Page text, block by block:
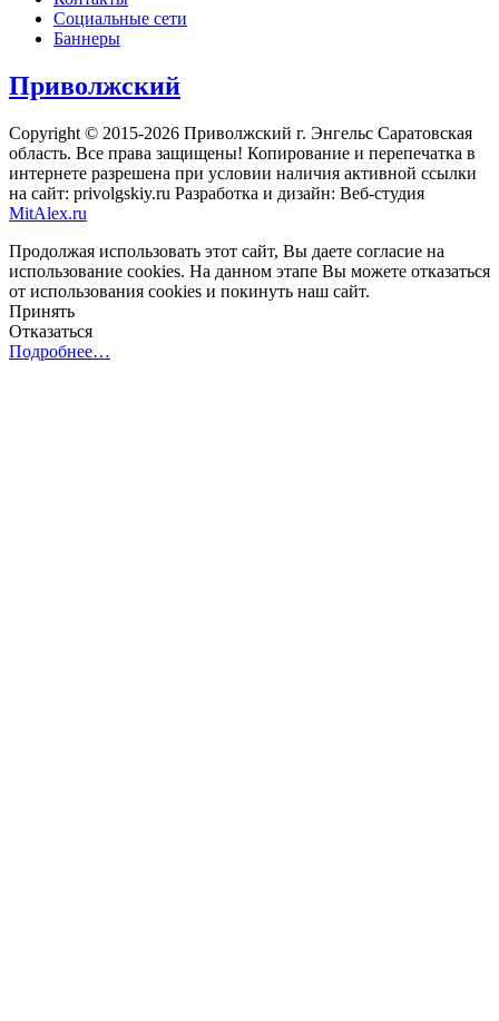
Социальные сети
Баннеры
Приволжский
Copyright © 2015-2026 Приволжский г. Энгельс Саратовская
область. Все права защищены! Копирование и перепечатка в
интернете разрешена при условии наличия активной ссылки
на сайт: privolgskiy.ru Разработка и дизайн: Веб-студия
MitAlex.ru
Продолжая использовать этот сайт, Вы даете согласие на
использование cookies. На данном этапе Вы можете отказаться
от использования cookies и покинуть наш сайт.
Принять
Отказаться
Подробнее…